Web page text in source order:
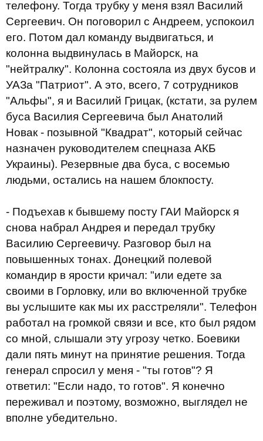
телефону. Тогда трубку у меня взял Василий
Сергеевич. Он поговорил с Андреем, успокоил
его. Потом дал команду выдвигаться, и
колонна выдвинулась в Майорск, на
"нейтралку". Колонна состояла из двух бусов и
УАЗа "Патриот". А это, всего, 7 сотрудников
"Альфы", я и Василий Грицак, (кстати, за рулем
буса Василия Сергеевича был Анатолий
Новак - позывной "Квадрат", который сейчас
назначен руководителем спецназа АКБ
Украины). Резервные два буса, с восемью
людьми, остались на нашем блокпосту.
- Подъехав к бывшему посту ГАИ Майорск я
снова набрал Андрея и передал трубку
Василию Сергеевичу. Разговор был на
повышенных тонах. Донецкий полевой
командир в ярости кричал: "или едете за
своими в Горловку, или во включенной трубке
вы услышите как мы их расстреляли". Телефон
работал на громкой связи и все, кто был рядом
со мной, слышали эту угрозу четко. Боевики
дали пять минут на принятие решения. Тогда
генерал спросил у меня - "ты готов"? Я
ответил: "Если надо, то готов". Я конечно
переживал и поэтому, возможно, выглядел не
вполне убедительно.